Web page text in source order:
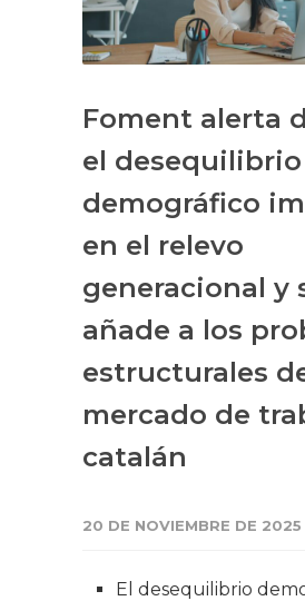
Foment alerta
el desequilibrio
demográfico
en el relevo
generacional y
añade a los
estructurales
mercado de
catalán
20 DE NOVIEMBRE DE 2025
El desequilibrio